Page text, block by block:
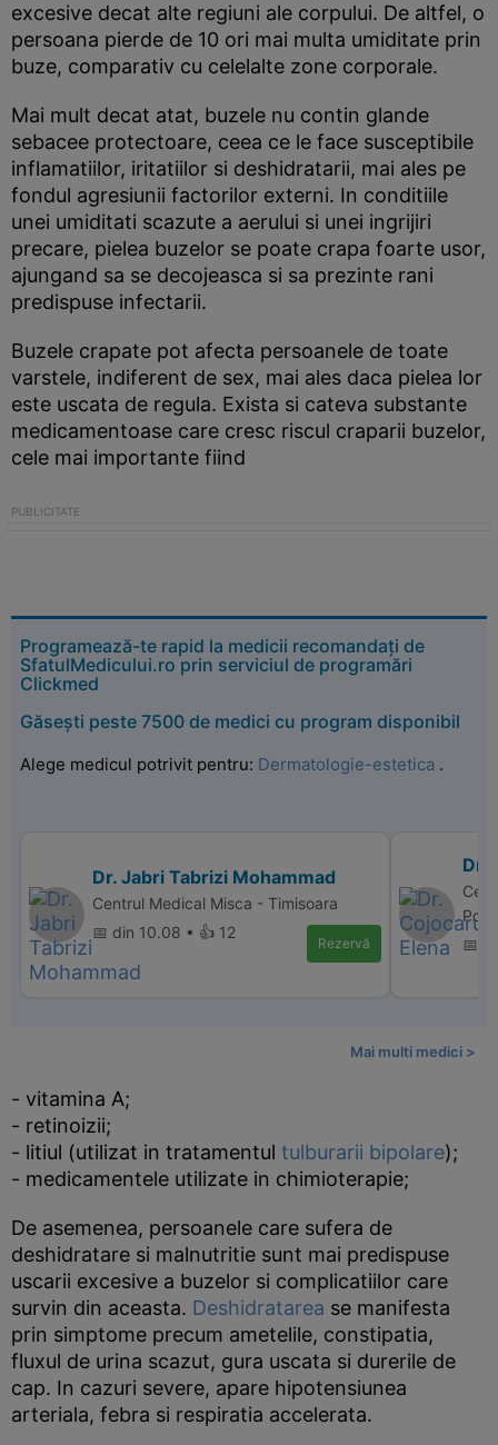
excesive decat alte regiuni ale corpului. De altfel, o
persoana pierde de 10 ori mai multa umiditate prin
buze, comparativ cu celelalte zone corporale.
Mai mult decat atat, buzele nu contin glande
sebacee protectoare, ceea ce le face susceptibile
inflamatiilor, iritatiilor si deshidratarii, mai ales pe
fondul agresiunii factorilor externi. In conditiile
unei umiditati scazute a aerului si unei ingrijiri
precare, pielea buzelor se poate crapa foarte usor,
ajungand sa se decojeasca si sa prezinte rani
predispuse infectarii.
Buzele crapate pot afecta persoanele de toate
varstele, indiferent de sex, mai ales daca pielea lor
este uscata de regula. Exista si cateva substante
medicamentoase care cresc riscul craparii buzelor,
cele mai importante fiind
Programează-te rapid la medicii recomandați de
SfatulMedicului.ro prin serviciul de programări
Clickmed
Găsești peste 7500 de medici cu program disponibil
Alege medicul potrivit pentru: Dermatologie-estetica .
Dr. Jabri Tabrizi Mohammad
Centrul Medical Misca - Timisoara
📅 din 10.08 • 👍 12
Rezervă
Dr.
📅
Mai multi medici >
- vitamina A;
- retinoizii;
- litiul (utilizat in tratamentul tulburarii bipolare);
- medicamentele utilizate in chimioterapie;
De asemenea, persoanele care sufera de
deshidratare si malnutritie sunt mai predispuse
uscarii excesive a buzelor si complicatiilor care
survin din aceasta. Deshidratarea se manifesta
prin simptome precum ametelile, constipatia,
fluxul de urina scazut, gura uscata si durerile de
cap. In cazuri severe, apare hipotensiunea
arteriala, febra si respiratia accelerata.